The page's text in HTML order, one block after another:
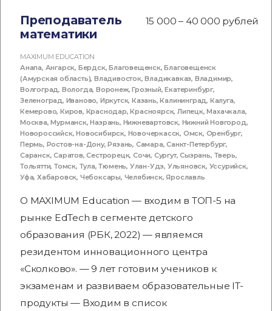
Преподаватель
математики
15 000 – 40 000 рублей
MAXIMUM EDUCATION
Анапа, Ангарск, Бердск,Благовещенск,Благовещенск
(Амурская область),Владивосток,Владикавказ, Владимир,
Волгоград, Вологда,Воронеж,Грозный,Екатеринбург,
Зеленоград, Иваново, Иркутск,Казань,Калининград, Калуга,
Кемерово,Киров, Краснодар,Красноярск,Липецк,Махачкала,
Москва,Мурманск,Назрань, Нижневартовск, Нижний Новгород,
Новороссийск,Новосибирск, Новочеркасск, Омск, Оренбург,
Пермь, Ростов-на-Дону,Рязань, Самара,Санкт-Петербург,
Саранск,Саратов,Сестрорецк,Сочи, Сургут,Сызрань, Тверь,
Тольятти,Томск, Тула,Тюмень, Улан-Удэ, Ульяновск, Уссурийск,
Уфа,Хабаровск, Чебоксары, Челябинск,Ярославль
О MAXIMUM Education — входим в ТОП-5 на
рынке EdTech в сегменте детского
образования (РБК, 2022) — являемся
резидентом инновационного центра
«Сколково». — 9 лет готовим учеников к
экзаменам и развиваем образовательные IT-
продукты — Входим в список